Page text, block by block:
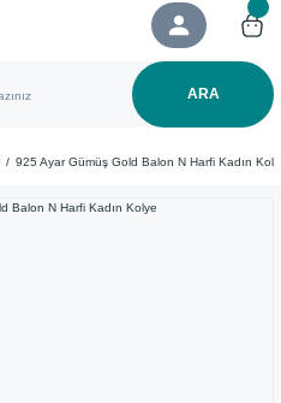
ARA
925 Ayar Gümüş Gold Balon N Harfi Kadın